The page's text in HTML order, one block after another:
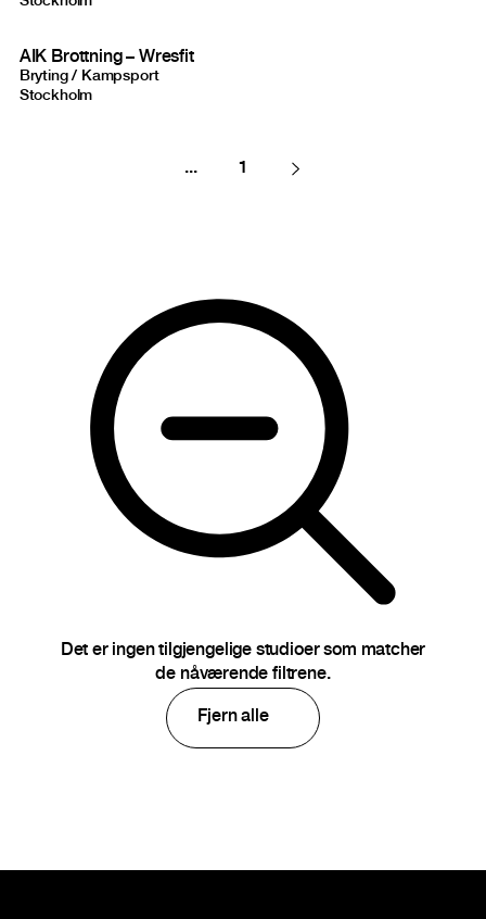
AIK Brottning – Wresfit
Bryting / Kampsport
Stockholm
... 1
Next
Det er ingen tilgjengelige studioer som matcher
de nåværende filtrene.
Fjern alle